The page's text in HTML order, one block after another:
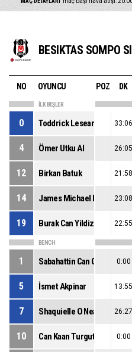
BESIKTAS SOMPO
NO OYUNCU POZ DK
İLK BEŞLER
0 33:06
4 Ömer Utku Al 26:05
12 Birkan Batuk 21:58
14 23:08
19 Burak Can Yildizli 22:55
BENCH
1 0:00
5 İsmet Akpinar 13:55
7 26:27
10 Can Kaan Turgut 0:00